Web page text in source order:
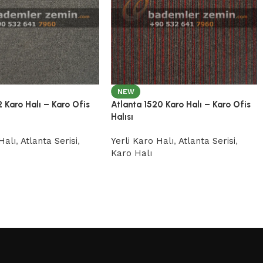
Karo Halı – Karo Ofis
, Atlanta Serisi,
NEW
Atlanta 1520 Karo Halı – Karo Ofis
Halısı
Yerli Karo Halı, Atlanta Serisi,
Karo Halı